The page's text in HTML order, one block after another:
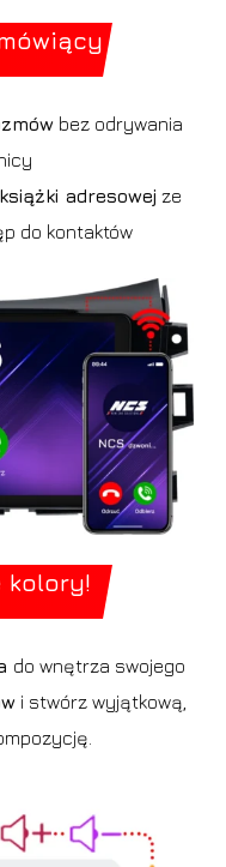
bez odrywania
adresowej ze
do kontaktów
kolory!
do wnętrza swojego
i stwórz wyjątkową,